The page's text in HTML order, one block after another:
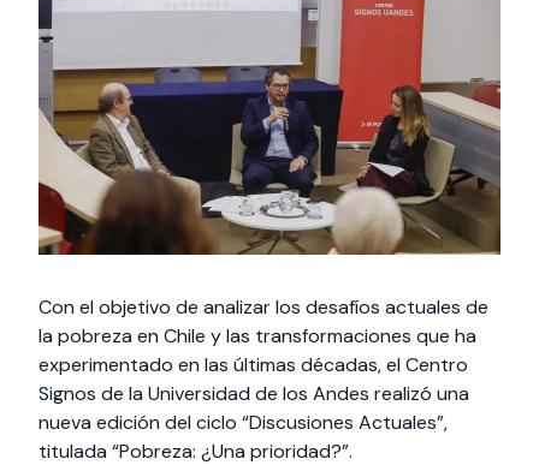
Especialidades y
estadías
Te puede
interesar:
International
students
Facultades
interesar:
2025
vinculación con la
Extensión Cultural
Te puede interesar: Filantropía y Donaciones
Servicios y apoyos
Te puede
interesar:
Explora el campus
Uandes
Noticias
estudiantiles
Con el objetivo de analizar los desafíos actuales de
la pobreza en Chile y las transformaciones que ha
experimentado en las últimas décadas, el Centro
Signos de la Universidad de los Andes realizó una
nueva edición del ciclo “Discusiones Actuales”,
titulada “Pobreza: ¿Una prioridad?”.